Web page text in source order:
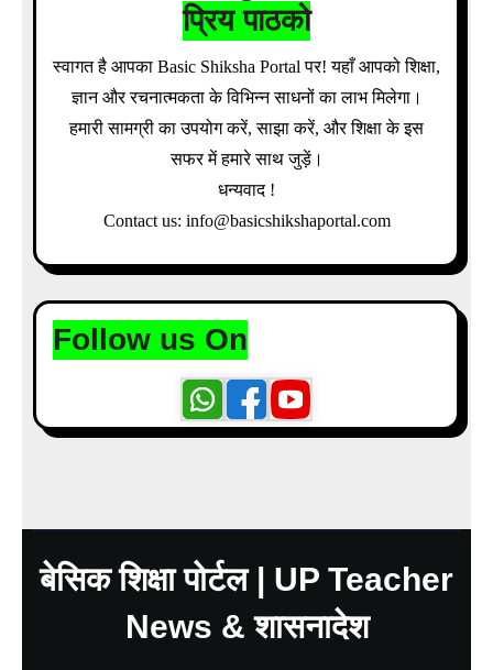
प्रिय पाठको
स्वागत है आपका Basic Shiksha Portal पर! यहाँ आपको शिक्षा,
ज्ञान और रचनात्मकता के विभिन्न साधनों का लाभ मिलेगा।
हमारी सामग्री का उपयोग करें, साझा करें, और शिक्षा के इस
सफर में हमारे साथ जुड़ें।
धन्यवाद !
Contact us: info@basicshikshaportal.com
Follow us On
बेसिक शिक्षा पोर्टल | UP Teacher
News & शासनादेश